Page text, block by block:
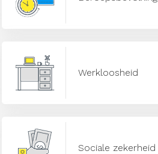
Werkloosheid
Sociale zekerheid